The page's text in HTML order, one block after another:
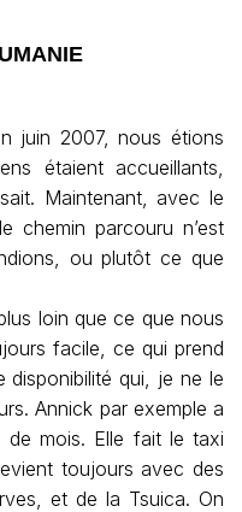
juin 2007, nous étions
étaient accueillants,
Maintenant, avec le
chemin parcouru n’est
ou plutôt ce que
loin que ce que nous
facile, ce qui prend
disponibilité qui, je ne le
Annick par exemple a
mois. Elle fait le taxi
toujours avec des
et de la Tsuica. On